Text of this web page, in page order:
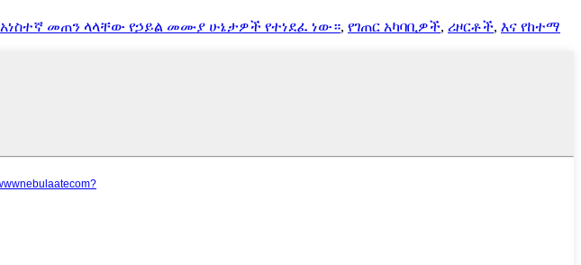
መጠን ላላቸው የኃይል መሙያ ሁኔታዎች የተነደፈ ነው።, የገጠር አካባቢዎች, ሪዞርቶች, እና የከተማ